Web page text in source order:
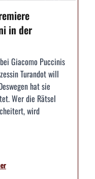
in der
Giacomo Puccinis
Turandot will
hat sie
Wer die Rätsel
wird